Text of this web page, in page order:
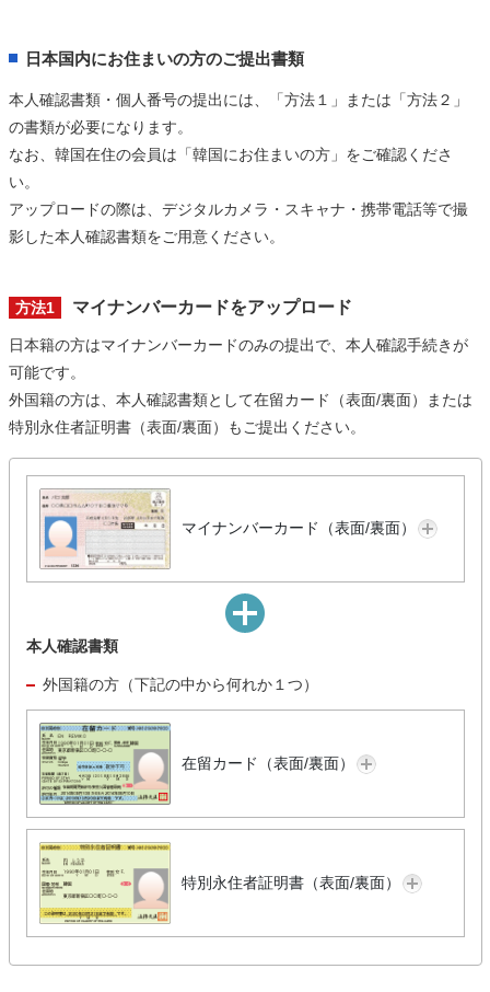
日本国内にお住まいの方のご提出書類
本人確認書類・個人番号の提出には、「方法１」または「方法２」
の書類が必要になります。
なお、韓国在住の会員は「韓国にお住まいの方」をご確認くださ
い。
アップロードの際は、デジタルカメラ・スキャナ・携帯電話等で撮
影した本人確認書類をご用意ください。
方法1 マイナンバーカードをアップロード
日本籍の方はマイナンバーカードのみの提出で、本人確認手続きが
可能です。
外国籍の方は、本人確認書類として在留カード（表面/裏面）または
特別永住者証明書（表面/裏面）もご提出ください。
マイナンバーカード（表面/裏面）
本人確認書類
外国籍の方（下記の中から何れか１つ）
在留カード（表面/裏面）
特別永住者証明書（表面/裏面）